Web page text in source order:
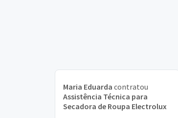
Maria Eduarda contratou
Assistência Técnica para
Secadora de Roupa Electrolux